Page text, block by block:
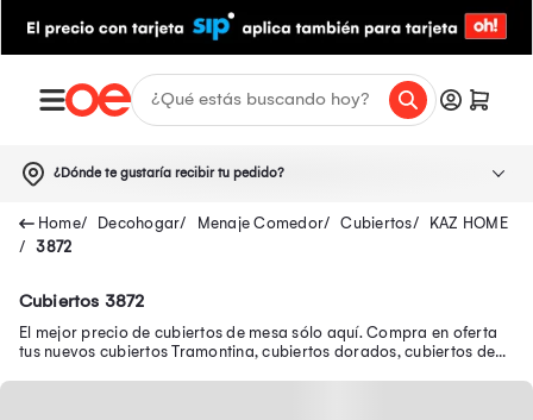
¿Dónde te gustaría recibir tu pedido?
Decohogar Menaje Comedor Cubiertos
KAZ HOME
3872
Cubiertos 3872
El mejor precio de cubiertos de mesa sólo aquí. Compra en oferta
tus nuevos cubiertos Tramontina, cubiertos dorados, cubiertos de